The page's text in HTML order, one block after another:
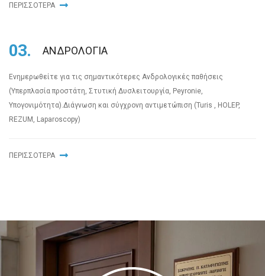
ΠΕΡΙΣΣΟΤΕΡΑ
03. ΑΝΔΡΟΛΟΓΙΑ
Ενημερωθείτε για τις σημαντικότερες Ανδρολογικές παθήσεις
(Υπερπλασία προστάτη, Στυτική Δυσλειτουργία, Peyronie,
Υπογονιμότητα).Διάγνωση και σύγχρονη αντιμετώπιση (Turis , HOLEP,
REZUM, Laparoscopy)
ΠΕΡΙΣΣΟΤΕΡΑ